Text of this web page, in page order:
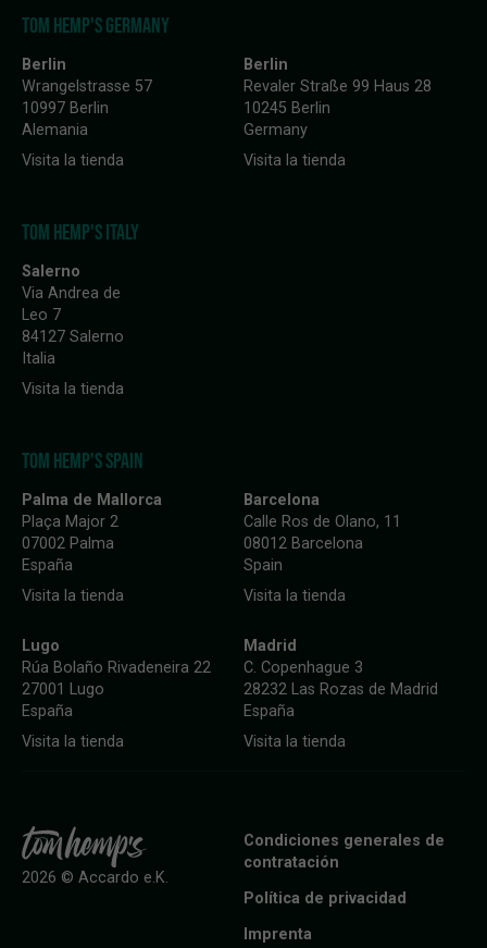
TOM HEMP'S GERMANY
Berlin
Wrangelstrasse 57
10997 Berlin
Alemania
Visita la tienda
Berlin
Revaler Straße 99 Haus 28
10245 Berlin
Germany
Visita la tienda
TOM HEMP'S ITALY
Salerno
Via Andrea de
Leo 7
84127 Salerno
Italia
Visita la tienda
TOM HEMP'S SPAIN
Palma de Mallorca
Plaça Major 2
07002 Palma
España
Visita la tienda
Barcelona
Calle Ros de Olano, 11
08012 Barcelona
Spain
Visita la tienda
Lugo
Rúa Bolaño Rivadeneira 22
27001 Lugo
España
Visita la tienda
Madrid
C. Copenhague 3
28232 Las Rozas de Madrid
España
Visita la tienda
Condiciones generales de
contratación
Política de privacidad
Imprenta
2026 © Accardo e.K.